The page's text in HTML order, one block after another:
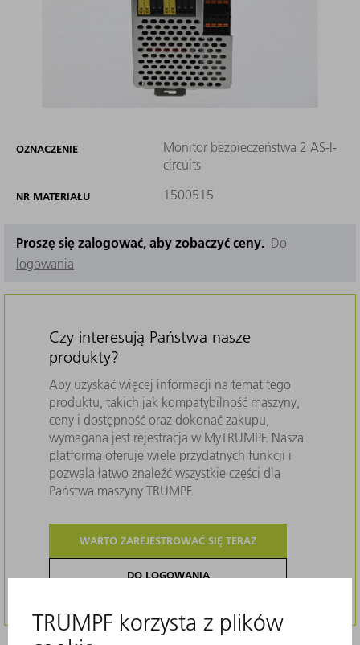
OZNACZENIE
Monitor bezpieczeństwa 2 AS-I-
circuits
NR MATERIAŁU 1500515
Proszę się zalogować, aby zobaczyć ceny. Do
logowania
Czy interesują Państwa nasze
produkty?
Aby uzyskać więcej informacji na temat tego
produktu, takich jak kompatybilność maszyny,
ceny i dostępność oraz dokonać zakupu,
wymagana jest rejestracja w MyTRUMPF. Nasza
platforma oferuje wiele przydatnych funkcji i
pozwala łatwo znaleźć wszystkie części dla
Państwa maszyny TRUMPF.
WARTO ZAREJESTROWAĆ SIĘ TERAZ
DO LOGOWANIA